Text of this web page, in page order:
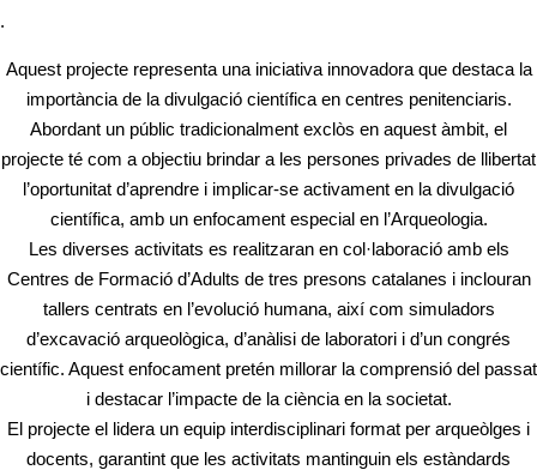
.
Aquest projecte representa una iniciativa innovadora que destaca la
importància de la divulgació científica en centres penitenciaris.
Abordant un públic tradicionalment exclòs en aquest àmbit, el
projecte té com a objectiu brindar a les persones privades de llibertat
l’oportunitat d’aprendre i implicar-se activament en la divulgació
científica, amb un enfocament especial en l’Arqueologia.
Les diverses activitats es realitzaran en col·laboració amb els
Centres de Formació d’Adults de tres presons catalanes i inclouran
tallers centrats en l’evolució humana, així com simuladors
d’excavació arqueològica, d’anàlisi de laboratori i d’un congrés
científic. Aquest enfocament pretén millorar la comprensió del passat
i destacar l’impacte de la ciència en la societat.
El projecte el lidera un equip interdisciplinari format per arqueòlges i
docents, garantint que les activitats mantinguin els estàndards